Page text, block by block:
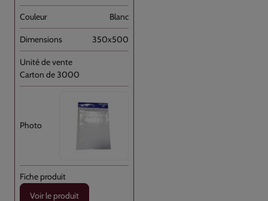
Blanc
350x500
Carton de 3000
Voir le produit